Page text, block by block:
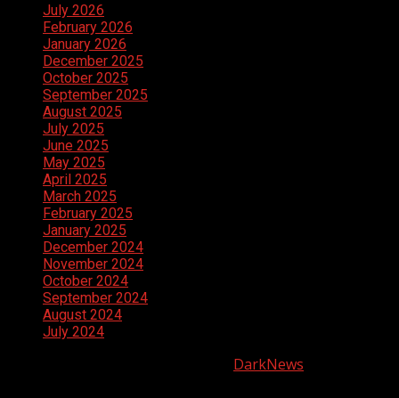
July 2026
February 2026
January 2026
December 2025
October 2025
September 2025
August 2025
July 2025
June 2025
May 2025
April 2025
March 2025
February 2025
January 2025
December 2024
November 2024
October 2024
September 2024
August 2024
July 2024
DarkNews